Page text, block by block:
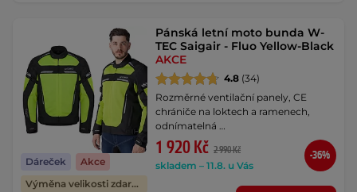
Dáreček
Akce
Výměna velikosti zdarma
Pánská letní moto bunda W-
TEC Saigair - Fluo Yellow-Black
AKCE
4.8 (34)
Rozměrné ventilační panely, CE
chrániče na loktech a ramenech,
odnímatelná …
1 920 Kč 2 990 Kč
skladem – 11.8. u Vás
-36%